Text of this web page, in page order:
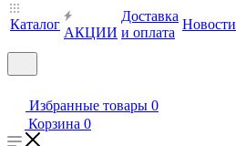
Каталог
АКЦИИ
Доставка
и оплата
Новости
Избранные товары 0
Корзина 0